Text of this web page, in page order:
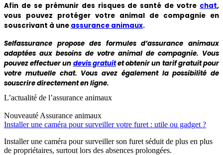
Afin de se prémunir des risques de santé de votre chat,
vous pouvez protéger votre animal de compagnie en
souscrivant à une assurance animaux.
Selfassurance propose des formules d’assurance animaux
adaptées aux besoins de votre animal de compagnie. Vous
pouvez effectuer un devis gratuitet obtenir un tarif gratuit pour
votre mutuelle chat. Vous avez également la possibilité de
souscrire directement en ligne.
L’actualité de l’assurance animaux
Nouveauté Assurance animaux
Installer une caméra pour surveiller votre furet : utile ou gadget ?
Installer une caméra pour surveiller son furet séduit de plus en plus
de propriétaires, surtout lors des absences prolongées.